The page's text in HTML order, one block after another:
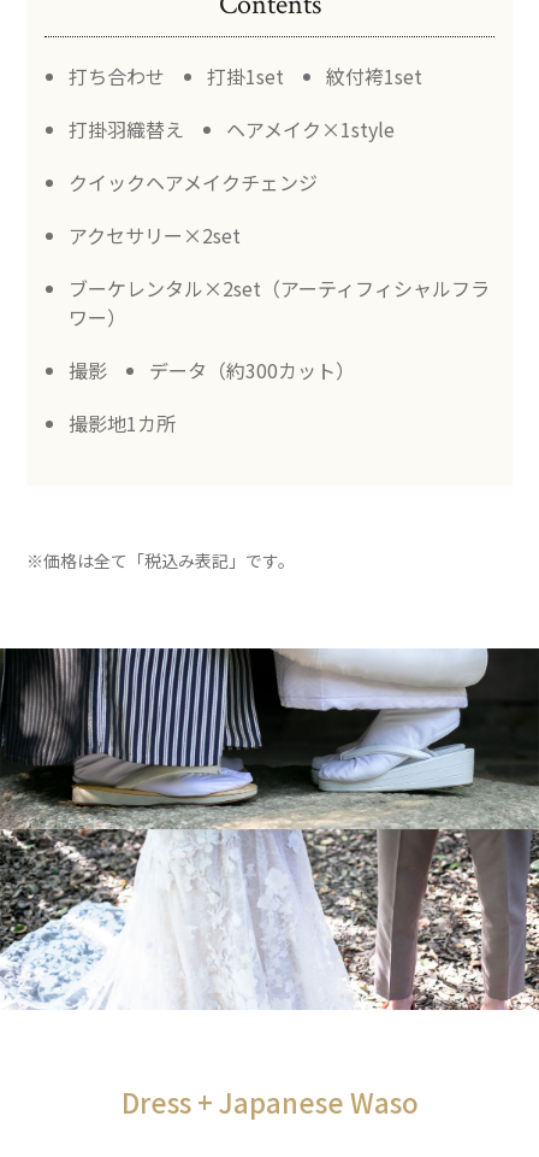
打ち合わせ 打掛1set
紋付袴1set
打掛羽織替え
ヘアメイク×1style
クイックヘアメイクチェンジ
アクセサリー×2set
ブーケレンタル×2set（アーティフィシャルフラ
ワー）
撮影
データ（約300カット）
撮影地1カ所
※価格は全て「税込み表記」です。
Dress + Japanese Waso